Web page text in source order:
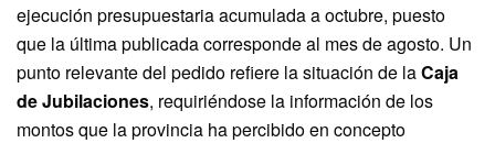
ejecución presupuestaria acumulada a octubre, puesto
que la última publicada corresponde al mes de agosto. Un
punto relevante del pedido refiere la situación de laCaja
de Jubilaciones, requiriéndose la información de los
montos que la provincia ha percibido en concepto